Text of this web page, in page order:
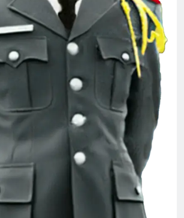
Thông báo quà lưu niệm
2 Years Ago
Lễ Phủ Cờ Tr Tướng Nguyễn Vĩnh Nghi
2 Years Ago
MÙA XUÂN ĐANG VỀ, VỀ CÙNG ANH,
3 Years Ago
CSVSQ Đặng Mộng Huyền K29